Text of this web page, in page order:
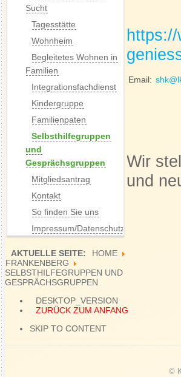
Email:
Wir
und
Sucht
Tagesstätte
Wohnheim
Begleitetes Wohnen in
Familien
Integrationsfachdienst
Kindergruppe
Familienpaten
Selbsthilfegruppen
und
Gesprächsgruppen
Mitgliedsantrag
Kontakt
So finden Sie uns
Impressum/Datenschutz
AKTUELLE SEITE:
HOME
FRANKENBERG
SELBSTHILFEGRUPPEN UND
GESPRÄCHSGRUPPEN
DESKTOP_VERSION
ZURÜCK ZUM ANFANG
SKIP TO CONTENT
©